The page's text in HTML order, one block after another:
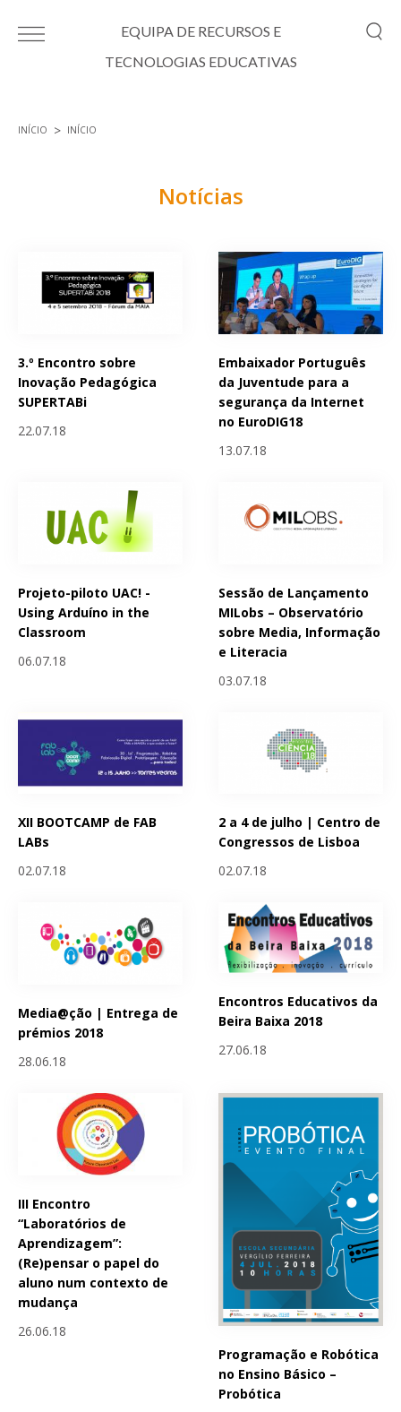
EQUIPA DE RECURSOS E
TECNOLOGIAS EDUCATIVAS
INÍCIO INÍCIO
Notícias
3.º Encontro sobre
Inovação Pedagógica
SUPERTABi
22.07.18
Embaixador Português
da Juventude para a
segurança da Internet
no EuroDIG18
13.07.18
Projeto-piloto UAC! -
Using Arduíno in the
Classroom
06.07.18
Sessão de Lançamento
MILobs – Observatório
sobre Media, Informação
e Literacia
03.07.18
XII BOOTCAMP de FAB
LABs
02.07.18
2 a 4 de julho | Centro de
Congressos de Lisboa
02.07.18
Media@ção | Entrega de
prémios 2018
28.06.18
Encontros Educativos da
Beira Baixa 2018
27.06.18
III Encontro
“Laboratórios de
Aprendizagem”:
(Re)pensar o papel do
aluno num contexto de
mudança
26.06.18
Programação e Robótica
no Ensino Básico –
Probótica
Páginas